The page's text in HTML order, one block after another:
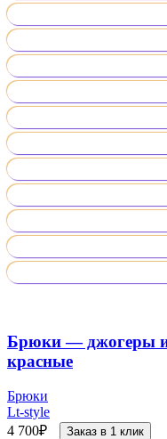
Брюки — джогеры
красные
Брюки
Lt-style
4 700₽ Заказ в 1 клик